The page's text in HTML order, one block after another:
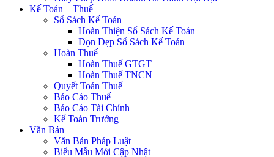
Kế Toán – Thuế
Sổ Sách Kế Toán
Hoàn Thiện Sổ Sách Kế Toán
Dọn Dẹp Sổ Sách Kế Toán
Hoàn Thuế
Hoàn Thuế GTGT
Hoàn Thuế TNCN
Quyết Toán Thuế
Báo Cáo Thuế
Báo Cáo Tài Chính
Kế Toán Trưởng
Văn Bản
Văn Bản Pháp Luật
Biểu Mẫu Mới Cập Nhật